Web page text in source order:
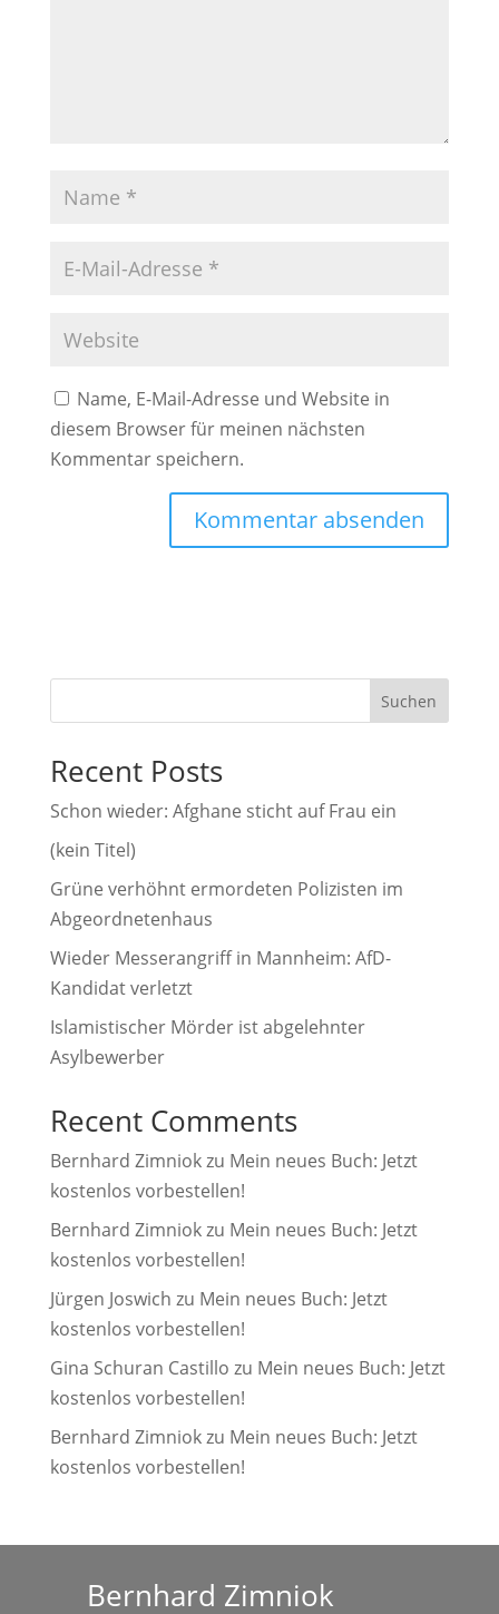
Name, E-Mail-Adresse und Website in
diesem Browser für meinen nächsten
Kommentar speichern.
r
t
i
e
:
Suchen
Recent Posts
Schon wieder: Afghane sticht auf Frau ein
(kein Titel)
Grüne verhöhnt ermordeten Polizisten im
Abgeordnetenhaus
Wieder Messerangriff in Mannheim: AfD-
Kandidat verletzt
Islamistischer Mörder ist abgelehnter
Asylbewerber
Recent Comments
Bernhard Zimniokzu Mein neues Buch: Jetzt
kostenlos vorbestellen!
Bernhard Zimniokzu Mein neues Buch: Jetzt
kostenlos vorbestellen!
Jürgen Joswich zu Mein neues Buch: Jetzt
kostenlos vorbestellen!
Gina Schuran Castillo zu Mein neues Buch: Jetzt
kostenlos vorbestellen!
Bernhard Zimniokzu Mein neues Buch: Jetzt
kostenlos vorbestellen!
Bernhard Zimniok